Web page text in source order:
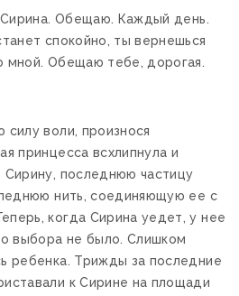
Сирина. Обещаю. Каждый день.
спокойно, ты вернешься
мной. Обещаю тебе, дорогая.
воли, произнося
принцесса всхлипнула и
Сирину, последнюю частицу
нить, соединяющую ее с
когда Сирина уедет, у нее
выбора не было. Слишком
ребенка. Трижды за последние
к Сирине на площади